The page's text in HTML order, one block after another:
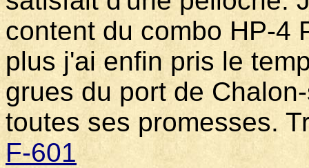
content du combo HP-4
plus j'ai enfin pris le
grues du port de
toutes ses promesses.
F-601